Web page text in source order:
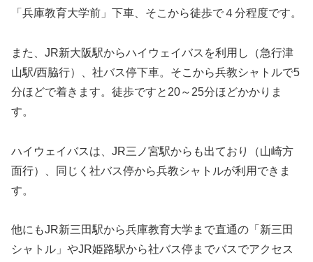
「兵庫教育大学前」下車、そこから徒歩で４分程度です。
また、JR新大阪駅からハイウェイバスを利用し（急行津
山駅/西脇行）、社バス停下車。そこから兵教シャトルで5
分ほどで着きます。徒歩ですと20～25分ほどかかりま
す。
ハイウェイバスは、JR三ノ宮駅からも出ており（山崎方
面行）、同じく社バス停から兵教シャトルが利用できま
す。
他にもJR新三田駅から兵庫教育大学まで直通の「新三田
シャトル」やJR姫路駅から社バス停までバスでアクセス